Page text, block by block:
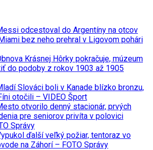
odcestoval do Argentíny na otcov
bez neho prehral v Ligovom pohári
Krásnej Hôrky pokračuje, múzeum
do podoby z rokov 1903 až 1905
Slováci boli v Kanade blízko bronzu,
otočili – VIDEO Šport
otvorilo denný stacionár, prvých
pre seniorov privíta v polovici
Správy
ďalší veľký požiar, tentoraz vo
na Záhorí – FOTO Správy